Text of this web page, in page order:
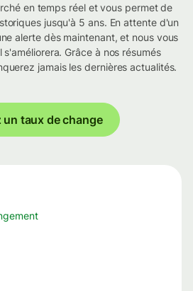
en temps réel et vous permet de
jusqu'à 5 ans. En attente d'un
alerte dès maintenant, et nous vous
Grâce à nos résumés
jamais les dernières actualités.
un taux de change